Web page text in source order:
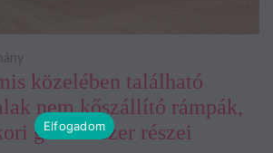
közelében található
nem kőszállító rámpák,
gátrendszer részei
Elfogadom